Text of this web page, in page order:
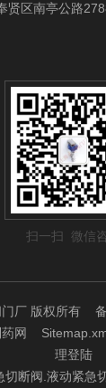
贤区南亭公路
扫一扫 微信
门厂 版权所有
网
理登陆
切断阀.液动紧急